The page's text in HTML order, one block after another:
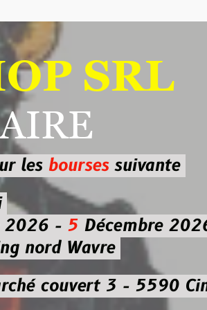
SRL
suivante
5Décembre 2026
Wavre
3 - 5590 Ciney